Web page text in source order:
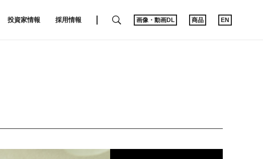
投資家情報 採用情報 SEARCH画像・動画DL 商品 EN